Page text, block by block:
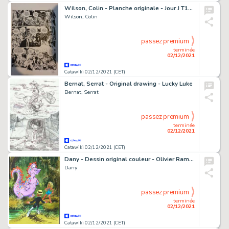
Wilson, Colin - Planche originale - Jour J T10 - Gang Kennedy - (2012)
Wilson, Colin
Catawiki 02/12/2021 (CET)
terminée
02/12/2021
passez premium
Bernat, Serrat - Original drawing - Lucky Luke
Bernat, Serrat
Catawiki 02/12/2021 (CET)
terminée
02/12/2021
passez premium
Dany - Dessin original couleur - Olivier Rameau - Rencontre inattendue
Dany
Catawiki 02/12/2021 (CET)
terminée
02/12/2021
passez premium